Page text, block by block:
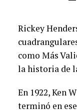
Rickey
como Más
la historia de
En 1922, Ken
terminó en